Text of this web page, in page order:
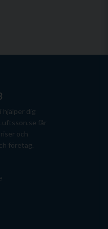
hjälper dig
får
och
företag.